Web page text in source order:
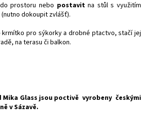
do prostoru nebo postavitna stůl s využitím
(nutno dokoupit zvlášť).
krmítko pro sýkorky a drobné ptactvo, stačí jej
na terasu či balkon.
Mika Glass jsou poctivě vyrobeny českými
v Sázavě.